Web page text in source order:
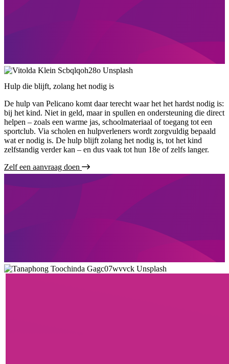
Hulp die blijft, zolang het nodig is
De hulp van Pelicano komt daar terecht waar het het hardst nodig is:
bij het kind. Niet in geld, maar in spullen en ondersteuning die direct
helpen – zoals een warme jas, schoolmateriaal of toegang tot een
sportclub. Via scholen en hulpverleners wordt zorgvuldig bepaald
wat er nodig is. De hulp blijft zolang het nodig is, tot het kind
zelfstandig verder kan – en dus vaak tot hun 18e of zelfs langer.
Zelf een aanvraag doen